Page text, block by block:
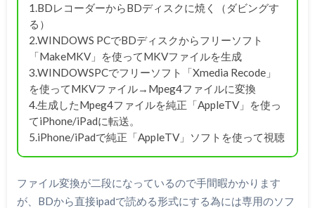
1.BDレコーダーからBDディスクに焼く（ダビングす
る）
2.WINDOWS PCでBDディスクからフリーソフト
「MakeMKV」を使ってMKVファイルを生成
3.WINDOWSPCでフリーソフト「Xmedia Recode」
を使ってMKVファイル→Mpeg4ファイルに変換
4.生成したMpeg4ファイルを純正「AppleTV」を使っ
てiPhone/iPadに転送。
5.iPhone/iPadで純正「AppleTV」ソフトを使って視聴
ファイル変換が二段になっているので手間暇かかります
が、BDから直接ipadで読める形式にする為には専用のソフ